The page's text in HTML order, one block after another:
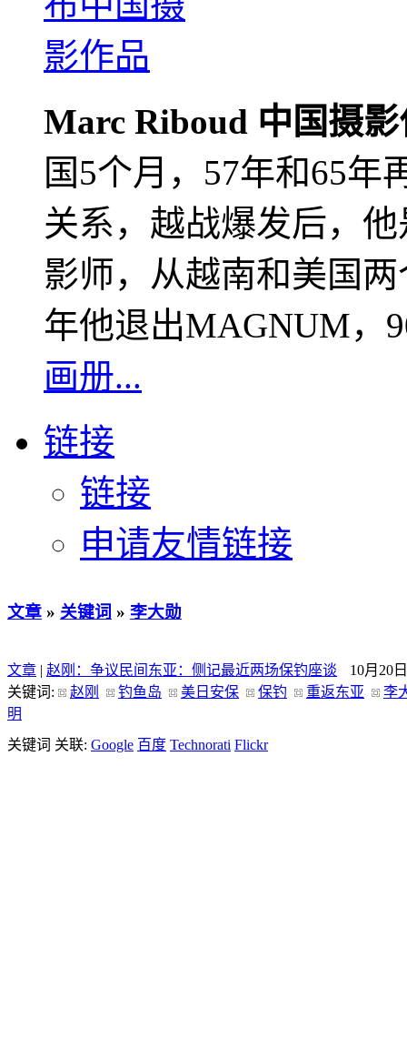
Marc Riboud 中国摄
国5个月，57年和65年
关系，越战爆发后，
影师，从越南和美国
年他退出MAGNUM，
画册...
链接
链接
申请友情链接
文章 » 关键词 » 李大勋
文章 | 赵刚：争议民间东亚：侧记最近两场保钓座谈
10月20日
关键词:
赵刚 钓鱼岛 美日安保 保钓 重返东亚
李
明
关键词 关联: Google 百度 Technorati Flickr